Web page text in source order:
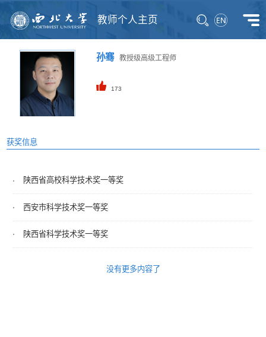
教师个人主页
孙骞教授级高级工程师
173
获奖信息
陕西省高校科学技术奖一等奖
西安市科学技术奖一等奖
陕西省科学技术奖一等奖
没有更多内容了